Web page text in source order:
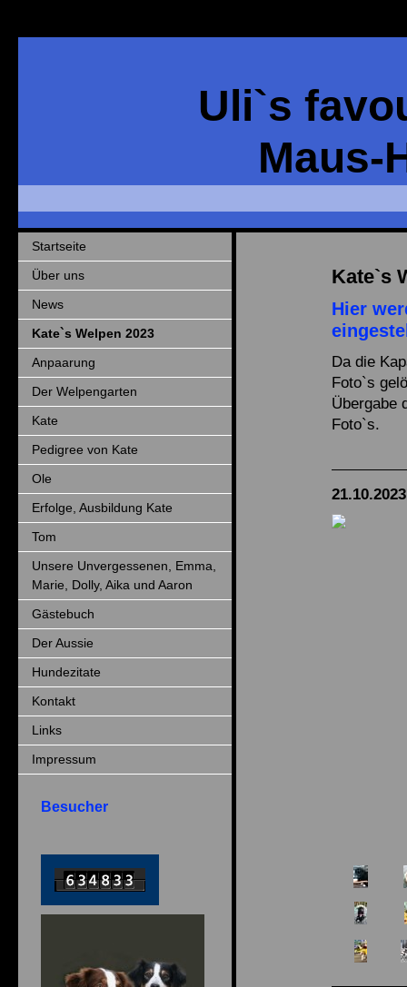
Uli`s
Maus-
Startseite
Über uns
News
Kate`s Welpen 2023
Anpaarung
Der Welpengarten
Kate
Pedigree von Kate
Ole
Erfolge, Ausbildung Kate
Tom
Unsere Unvergessenen, Emma,
Marie, Dolly, Aika und Aaron
Gästebuch
Der Aussie
Hundezitate
Kontakt
Links
Impressum
Besucher
Kate`s
Hier
Da die
Foto`s
Übergabe
Foto`s.
21.10.2023